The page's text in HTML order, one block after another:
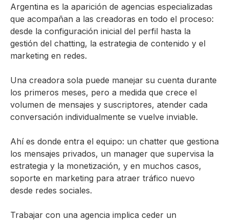
Argentina es la aparición de agencias especializadas
que acompañan a las creadoras en todo el proceso:
desde la configuración inicial del perfil hasta la
gestión del chatting, la estrategia de contenido y el
marketing en redes.
Una creadora sola puede manejar su cuenta durante
los primeros meses, pero a medida que crece el
volumen de mensajes y suscriptores, atender cada
conversación individualmente se vuelve inviable.
Ahí es donde entra el equipo: un chatter que gestiona
los mensajes privados, un manager que supervisa la
estrategia y la monetización, y en muchos casos,
soporte en marketing para atraer tráfico nuevo
desde redes sociales.
Trabajar con una agencia implica ceder un